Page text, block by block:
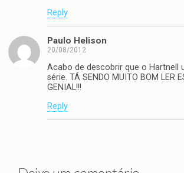
Reply
Paulo Helison
20/08/2012
Acabo de descobrir que o Hartnell
série. TÁ SENDO MUITO BOM LER
GENIAL!!!
Reply